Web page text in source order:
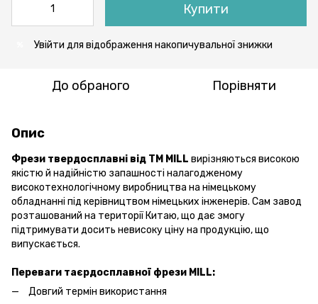
Купити
Увійти для відображення накопичувальної знижки
До обраного Порівняти
Опис
Фрези твердосплавні від ТМ MILL вирізняються високою
якістю й надійністю запашності налагодженому
високотехнологічному виробництва на німецькому
обладнанні під керівництвом німецьких інженерів. Сам завод
розташований на території Китаю, що дає змогу
підтримувати досить невисоку ціну на продукцію, що
випускається.
Переваги таєрдосплавної фрези MILL:
Довгий термін використання